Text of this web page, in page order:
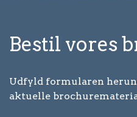
Bestil vores
Udfyld formularen
aktuelle